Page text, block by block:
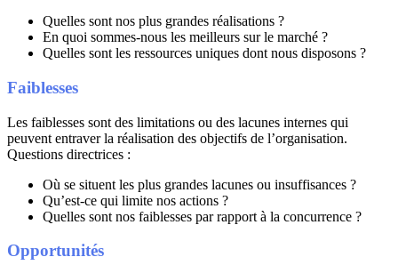
Quelles sont nos plus grandes réalisations ?
En quoi sommes-nous les meilleurs sur le marché ?
Quelles sont les ressources uniques dont nous disposons ?
Faiblesses
Les faiblesses sont des limitations ou des lacunes internes qui
peuvent entraver la réalisation des objectifs de l’organisation.
Questions directrices :
Où se situent les plus grandes lacunes ou insuffisances ?
Qu’est-ce qui limite nos actions ?
Quelles sont nos faiblesses par rapport à la concurrence ?
Opportunités